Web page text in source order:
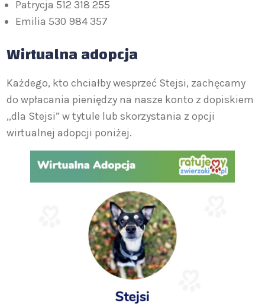
Patrycja 512 318 255
Emilia 530 984 357
Wirtualna adopcja
Każdego, kto chciałby wesprzeć Stejsi, zachęcamy
do wpłacania pieniędzy na nasze konto z dopiskiem
,,dla Stejsi” w tytule lub skorzystania z opcji
wirtualnej adopcji poniżej.